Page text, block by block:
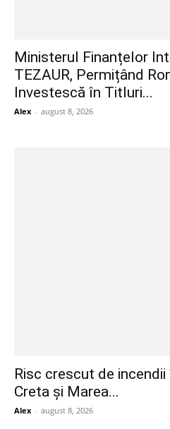
Ministerul Finanțelor
TEZAUR, Permițând
Investescă în Titluri...
Alex - august 8, 2026
Risc crescut de
Creta și Marea...
Alex - august 8, 2026